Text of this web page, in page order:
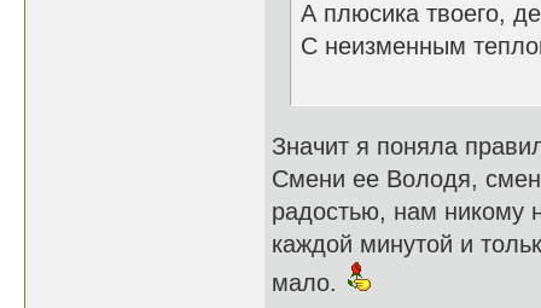
А плюсика твоего,
С неизменным
Значит я поняла
Смени ее Володя,
радостью, нам никому
каждой минутой и
мало.